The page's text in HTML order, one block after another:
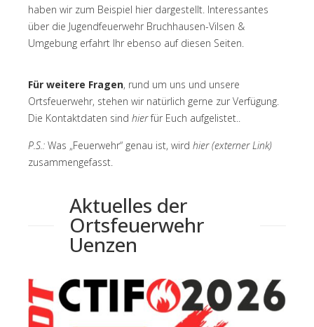
haben wir zum Beispiel hier dargestellt. Interessantes
über die Jugendfeuerwehr Bruchhausen-Vilsen &
Umgebung erfahrt Ihr ebenso auf diesen Seiten.
Für weitere Fragen, rund um uns und unsere
Ortsfeuerwehr, stehen wir natürlich gerne zur Verfügung.
Die Kontaktdaten sind hierfür Euch aufgelistet..
P.S.: Was „Feuerwehr“ genau ist, wird hier(externer Link)
zusammengefasst.
Aktuelles der
Ortsfeuerwehr
Uenzen